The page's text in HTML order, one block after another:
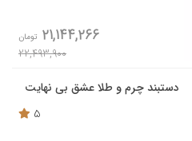
21,144,266 تومان
22,493,900
دستبند چرم و طلا عشق بی نهایت
5